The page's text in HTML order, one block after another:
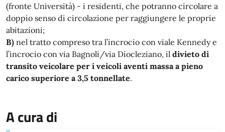
(fronte Università) - i residenti, che potranno circolare a
doppio senso di circolazione per raggiungere le proprie
abitazioni;
B) nel tratto compreso tra l’incrocio con viale Kennedy e
l’incrocio con via Bagnoli/via Diocleziano, il divieto di
transito veicolare per i veicoli aventi massa a pieno
carico superiore a 3,5 tonnellate.
A cura di